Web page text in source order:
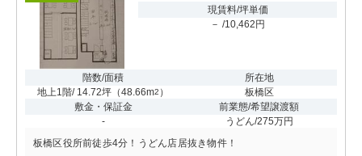
現賃料/坪単価
－ /10,462円
階数/面積
地上1階/ 14.72坪 （48.66m2 ）
所在地
板橋区
敷金・保証金
-
前業態/希望譲渡額
うどん/275万円
板橋区役所前徒歩4分！うどん店居抜き物件！